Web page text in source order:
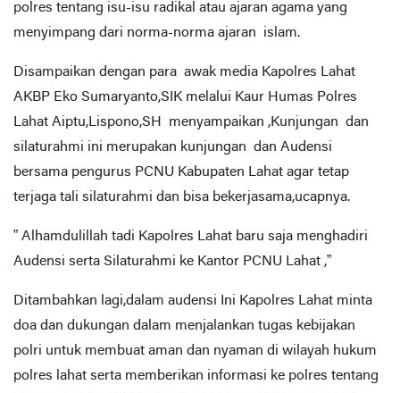
polres tentang isu-isu radikal atau ajaran agama yang
menyimpang dari norma-norma ajaran islam.
Disampaikan dengan para awak media Kapolres Lahat
AKBP Eko Sumaryanto,SIK melalui Kaur Humas Polres
Lahat Aiptu,Lispono,SH menyampaikan ,Kunjungan dan
silaturahmi ini merupakan kunjungan dan Audensi
bersama pengurus PCNU Kabupaten Lahat agar tetap
terjaga tali silaturahmi dan bisa bekerjasama,ucapnya.
” Alhamdulillah tadi Kapolres Lahat baru saja menghadiri
Audensi serta Silaturahmi ke Kantor PCNU Lahat ,”
Ditambahkan lagi,dalam audensi Ini Kapolres Lahat minta
doa dan dukungan dalam menjalankan tugas kebijakan
polri untuk membuat aman dan nyaman di wilayah hukum
polres lahat serta memberikan informasi ke polres tentang